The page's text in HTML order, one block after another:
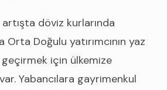
döviz kurlarında
Orta Doğulu yatırımcının yaz
için ülkemize
Yabancılara gayrimenkul